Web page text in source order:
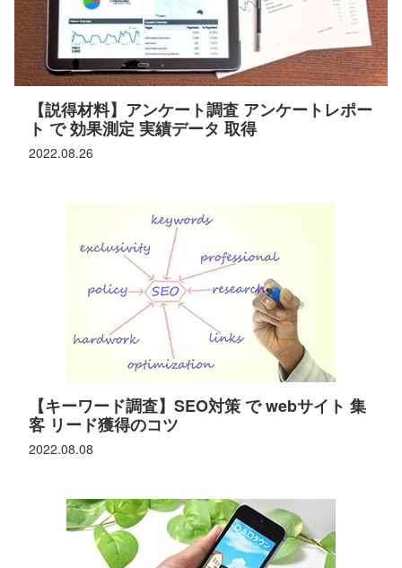
2022.08.26
【説得材料】アンケート調査 アンケートレポー
ト で 効果測定 実績データ 取得
2022.08.08
【キーワード調査】SEO対策 で webサイト 集
客 リード獲得のコツ